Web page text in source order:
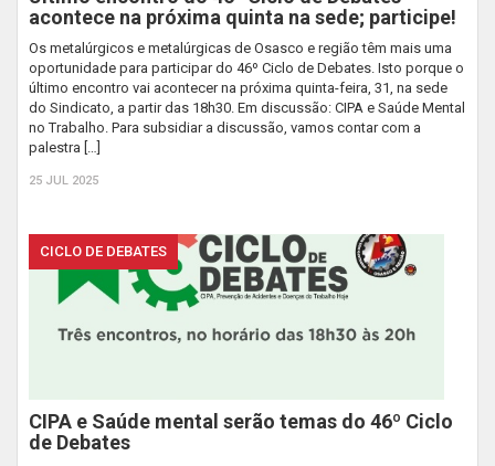
acontece na próxima quinta na sede; participe!
Os metalúrgicos e metalúrgicas de Osasco e região têm mais uma
oportunidade para participar do 46º Ciclo de Debates. Isto porque o
último encontro vai acontecer na próxima quinta-feira, 31, na sede
do Sindicato, a partir das 18h30. Em discussão: CIPA e Saúde Mental
no Trabalho. Para subsidiar a discussão, vamos contar com a
palestra […]
25 JUL 2025
CICLO DE DEBATES
CIPA e Saúde mental serão temas do 46º Ciclo
de Debates